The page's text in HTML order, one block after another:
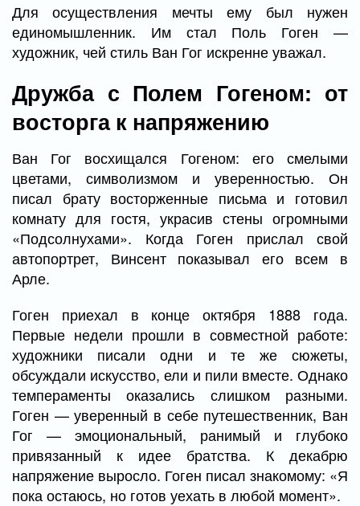
Для осуществления мечты ему был нужен
единомышленник. Им стал Поль Гоген —
художник, чей стиль Ван Гог искренне уважал.
Дружба с Полем Гогеном: от
восторга к напряжению
Ван Гог восхищался Гогеном: его смелыми
цветами, символизмом и уверенностью. Он
писал брату восторженные письма и готовил
комнату для гостя, украсив стены огромными
«Подсолнухами». Когда Гоген прислал свой
автопортрет, Винсент показывал его всем в
Арле.
Гоген приехал в конце октября 1888 года.
Первые недели прошли в совместной работе:
художники писали одни и те же сюжеты,
обсуждали искусство, ели и пили вместе. Однако
темпераменты оказались слишком разными.
Гоген — уверенный в себе путешественник, Ван
Гог — эмоциональный, ранимый и глубоко
привязанный к идее братства. К декабрю
напряжение выросло. Гоген писал знакомому: «Я
пока остаюсь, но готов уехать в любой момент».